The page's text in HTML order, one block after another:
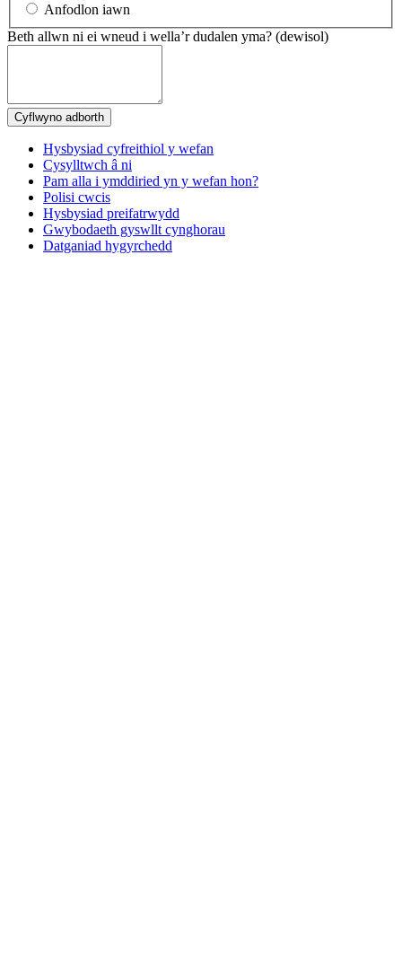
Anfodlon iawn
Beth allwn ni ei wneud i wella’r dudalen yma? (dewisol)
Hysbysiad cyfreithiol y wefan
Cysylltwch â ni
Pam alla i ymddiried yn y wefan hon?
Polisi cwcis
Hysbysiad preifatrwydd
Gwybodaeth gyswllt cynghorau
Datganiad hygyrchedd